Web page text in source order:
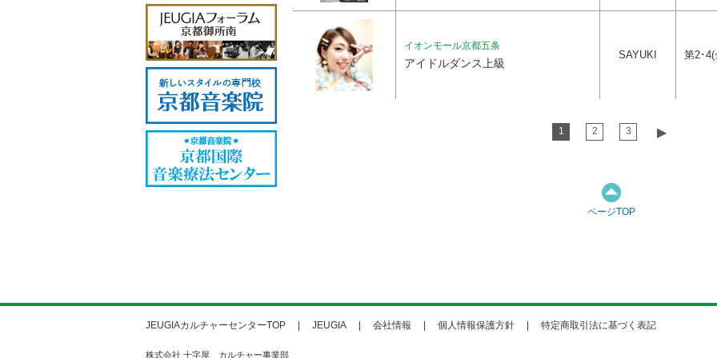
イオンモール京都五条
アイドルダンス上級
SAYUKI 第2･
1 2 3 ▶︎
ページTOP
JEUGIAカルチャーセンターTOP JEUGIA 会社情報 個人情報保護方針 特定商取引法に基づく表記
株式会社 十字屋 カルチャー事業部